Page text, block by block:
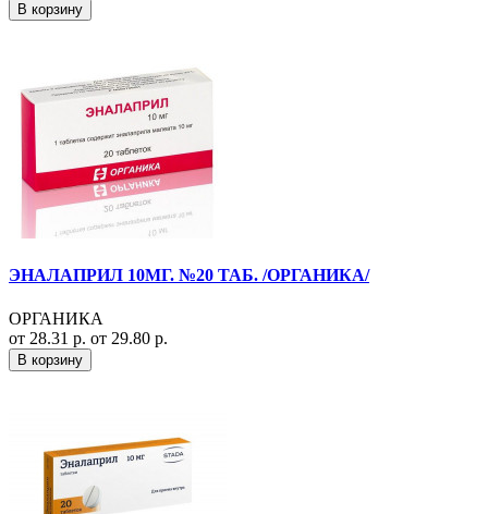
В корзину
ЭНАЛАПРИЛ 10МГ. №20 ТАБ. /ОРГАНИКА/
ОРГАНИКА
от 28.31 р. от 29.80 р.
В корзину